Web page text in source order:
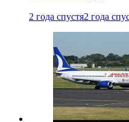
2 года спустя2 года